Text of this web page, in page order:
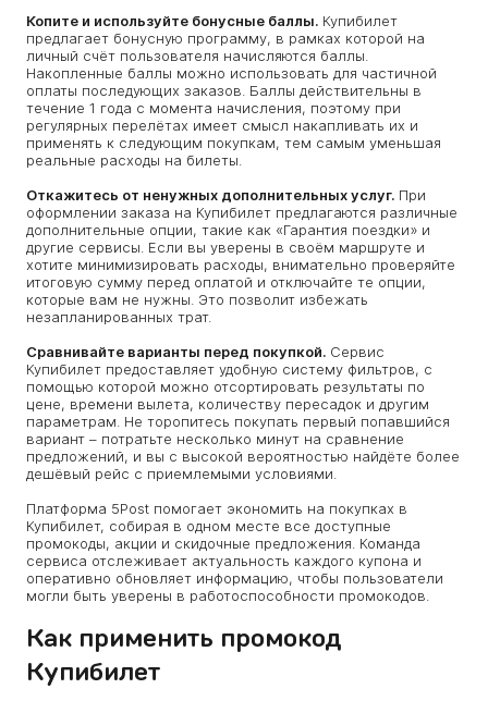
Копите и используйте бонусные баллы. Купибилет
предлагает бонусную программу, в рамках которой на
личный счёт пользователя начисляются баллы.
Накопленные баллы можно использовать для частичной
оплаты последующих заказов. Баллы действительны в
течение 1 года с момента начисления, поэтому при
регулярных перелётах имеет смысл накапливать их и
применять к следующим покупкам, тем самым уменьшая
реальные расходы на билеты.
Откажитесь от ненужных дополнительных услуг. При
оформлении заказа на Купибилет предлагаются различные
дополнительные опции, такие как «Гарантия поездки» и
другие сервисы. Если вы уверены в своём маршруте и
хотите минимизировать расходы, внимательно проверяйте
итоговую сумму перед оплатой и отключайте те опции,
которые вам не нужны. Это позволит избежать
незапланированных трат.
Сравнивайте варианты перед покупкой. Сервис
Купибилет предоставляет удобную систему фильтров, с
помощью которой можно отсортировать результаты по
цене, времени вылета, количеству пересадок и другим
параметрам. Не торопитесь покупать первый попавшийся
вариант – потратьте несколько минут на сравнение
предложений, и вы с высокой вероятностью найдёте более
дешёвый рейс с приемлемыми условиями.
Платформа 5Post помогает экономить на покупках в
Купибилет, собирая в одном месте все доступные
промокоды, акции и скидочные предложения. Команда
сервиса отслеживает актуальность каждого купона и
оперативно обновляет информацию, чтобы пользователи
могли быть уверены в работоспособности промокодов.
Как применить промокод
Купибилет